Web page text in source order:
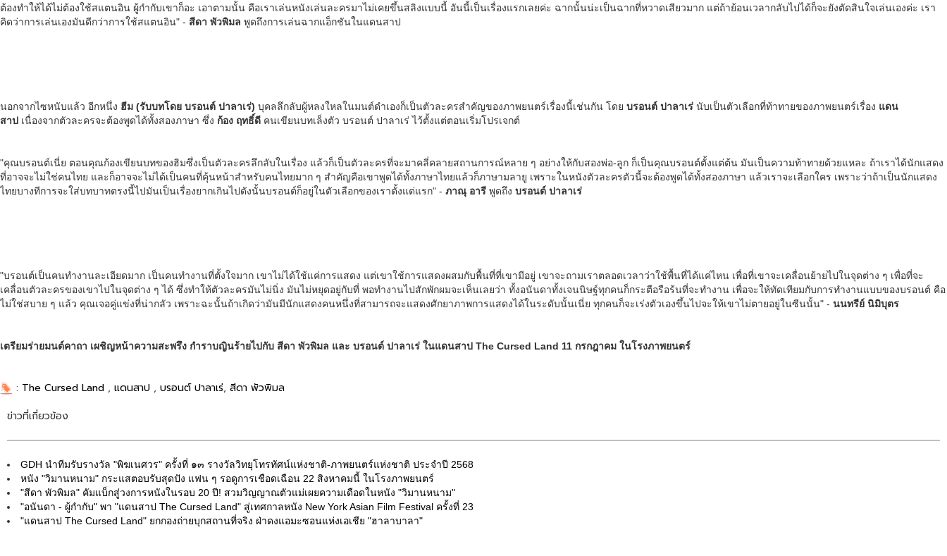
ต้องทำให้ได้ไม่ต้องใช้สแตนอิน ผู้กำกับเขาก็อะ เอาตามนั้น คือเราเล่นหนังเล่นละครมาไม่เคยขึ้นสลิงแบบนี้ อันนี้เป็นเรื่องแรกเลยค่ะ ฉากนั้นน่ะเป็นฉากที่หวาดเสียวมาก แต่ถ้าย้อนเวลากลับไปได้ก็จะยังตัดสินใจเล่นเองค่ะ เรา
คิดว่าการเล่นเองมันดีกว่าการใช้สแตนอิน" - สีดา พัวพิมล พูดถึงการเล่นฉากแอ็กชันในแดนสาป
นอกจากไซหนับแล้ว อีกหนึ่ง ฮีม (รับบทโดย บรอนต์ ปาลาเร่) บุคลลึกลับผู้หลงใหลในมนต์ดำเองก็เป็นตัวละครสำคัญของภาพยนตร์เรื่องนี้เช่นกัน โดย บรอนต์ ปาลาเร่ นับเป็นตัวเลือกที่ท้าทายของภาพยนตร์เรื่อง แดน
สาป เนื่องจากตัวละครจะต้องพูดได้ทั้งสองภาษา ซึ่ง ก้อง ฤทธิ์ดี คนเขียนบทเล็งตัว บรอนต์ ปาลาเร่ ไว้ตั้งแต่ตอนเริ่มโปรเจกต์
"คุณบรอนต์เนี่ย ตอนคุณก้องเขียนบทของฮิมซึ่งเป็นตัวละครลึกลับในเรื่อง แล้วก็เป็นตัวละครที่จะมาคลี่คลายสถานการณ์หลาย ๆ อย่างให้กับสองพ่อ-ลูก ก็เป็นคุณบรอนต์ตั้งแต่ต้น มันเป็นความท้าทายด้วยแหละ ถ้าเราได้นักแสดง
ที่อาจจะไม่ใช่คนไทย และก็อาจจะไม่ได้เป็นคนที่คุ้นหน้าสำหรับคนไทยมาก ๆ สำคัญคือเขาพูดได้ทั้งภาษาไทยแล้วก็ภาษามลายู เพราะในหนังตัวละครตัวนี้จะต้องพูดได้ทั้งสองภาษา แล้วเราจะเลือกใคร เพราะว่าถ้าเป็นนักแสดง
ไทยบางทีการจะใส่บทบาทตรงนี้ไปมันเป็นเรื่องยากเกินไปดังนั้นบรอนต์ก็อยู่ในตัวเลือกของเราตั้งแต่แรก" - ภาณุ อารี พูดถึง บรอนต์ ปาลาเร่
"บรอนต์เป็นคนทำงานละเอียดมาก เป็นคนทำงานที่ตั้งใจมาก เขาไม่ได้ใช้แค่การแสดง แต่เขาใช้การแสดงผสมกับพื้นที่ที่เขามีอยู่ เขาจะถามเราตลอดเวลาว่าใช้พื้นที่ได้แค่ไหน เพื่อที่เขาจะเคลื่อนย้ายไปในจุดต่าง ๆ เพื่อที่จะ
เคลื่อนตัวละครของเขาไปในจุดต่าง ๆ ได้ ซึ่งทำให้ตัวละครมันไม่นิ่ง มันไม่หยุดอยู่กับที่ พอทำงานไปสักพักผมจะเห็นเลยว่า ทั้งอนันดาทั้งเจนนิษฐ์ทุกคนก็กระตือรือร้นที่จะทำงาน เพื่อจะให้ทัดเทียมกับการทำงานแบบของบรอนต์ คือ
ไม่ใช่สบาย ๆ แล้ว คุณเจอคู่แข่งที่น่ากลัว เพราะฉะนั้นถ้าเกิดว่ามันมีนักแสดงคนหนึ่งที่สามารถจะแสดงศักยาภาพการแสดงได้ในระดับนั้นเนี่ย ทุกคนก็จะเร่งตัวเองขึ้นไปจะให้เขาไม่ตายอยู่ในซีนนั้น" - นนทรีย์ นิมิบุตร
เตรียมร่ายมนต์คาถา เผชิญหน้าความสะพรึง กำราบญินร้ายไปกับ สีดา พัวพิมล และ บรอนต์ ปาลาเร่ ในแดนสาป The Cursed Land 11 กรกฎาคม ในโรงภาพยนตร์
: The Cursed Land , แดนสาป , บรอนต์ ปาลาเร่, สีดา พัวพิมล
ข่าวที่เกี่ยวข้อง
GDH นำทีมรับรางวัล "พิฆเนศวร" ครั้งที่ ๑๓ รางวัลวิทยุโทรทัศน์แห่งชาติ-ภาพยนตร์แห่งชาติ ประจำปี 2568
หนัง "วิมานหนาม" กระแสตอบรับสุดปัง แฟน ๆ รอดูการเชือดเฉือน 22 สิงหาคมนี้ ในโรงภาพยนตร์
"สีดา พัวพิมล" คัมแบ็กสู่วงการหนังในรอบ 20 ปี! สวมวิญญาณตัวแม่เผยความเดือดในหนัง "วิมานหนาม"
"อนันดา - ผู้กำกับ" พา "แดนสาป The Cursed Land" สู่เทศกาลหนัง New York Asian Film Festival ครั้งที่ 23
"แดนสาป The Cursed Land" ยกกองถ่ายบุกสถานที่จริง ฝ่าดงแอมะซอนแห่งเอเชีย "ฮาลาบาลา"